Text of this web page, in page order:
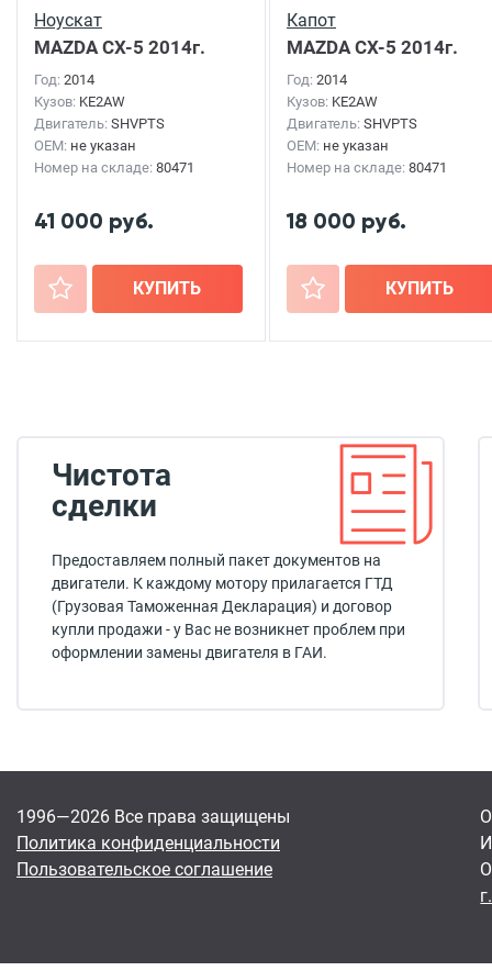
Ноускат
MAZDA CX-5 2014г.
Год: 2014
Кузов: KE2AW
Двигатель: SHVPTS
OEM: не указан
Номер на складе: 80471
41 000 руб.
+ КУПИТЬ
Капот
MAZDA CX-5 2014г.
Год: 2014
Кузов: KE2AW
Двигатель: SHVPTS
OEM: не указан
Номер на складе: 80471
18 000 руб.
+ КУПИТЬ
Чистота
сделки
Предоставляем полный пакет документов на
двигатели. К каждому мотору прилагается ГТД
(Грузовая Таможенная Декларация) и договор
купли продажи - у Вас не возникнет проблем при
оформлении замены двигателя в ГАИ.
1996—2026 Все права защищены
Политика конфиденциальности
Пользовательское соглашение